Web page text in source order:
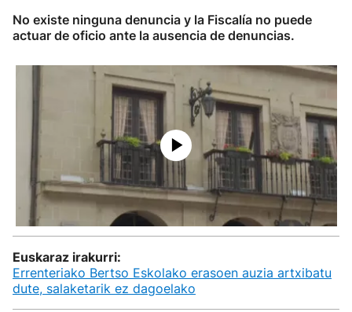
No existe ninguna denuncia y la Fiscalía no puede
actuar de oficio ante la ausencia de denuncias.
Euskaraz irakurri:
Errenteriako Bertso Eskolako erasoen auzia artxibatu
dute, salaketarik ez dagoelako